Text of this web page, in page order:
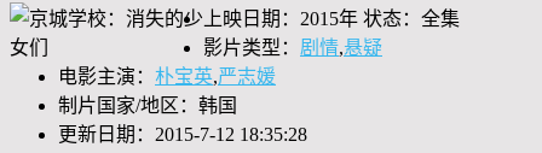
上映日期：2015年 状态：全集
影片类型： 剧情,悬疑
电影主演： 朴宝英,严志媛
制片国家/地区：韩国
更新日期：2015-7-12 18:35:28